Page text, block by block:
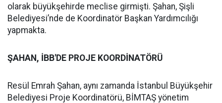
olarak büyükşehirde meclise girmişti. Şahan, Şişli
Belediyesi’nde de Koordinatör Başkan Yardımcılığı
yapmakta.
ŞAHAN, İBB'DE PROJE KOORDİNATÖRÜ
Resül Emrah Şahan, aynı zamanda İstanbul Büyükşehir
Belediyesi Proje Koordinatörü, BİMTAŞ yönetim